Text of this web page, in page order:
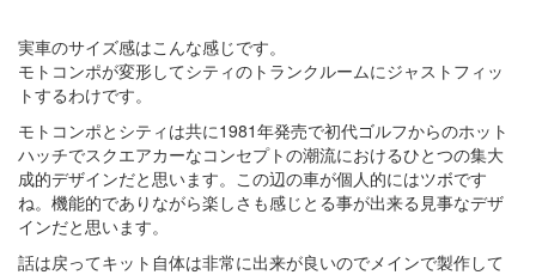
実車のサイズ感はこんな感じです。
モトコンポが変形してシティのトランクルームにジャストフィッ
トするわけです。
モトコンポとシティは共に1981年発売で初代ゴルフからのホット
ハッチでスクエアカーなコンセプトの潮流におけるひとつの集大
成的デザインだと思います。この辺の車が個人的にはツボです
ね。機能的でありながら楽しさも感じとる事が出来る見事なデザ
インだと思います。
話は戻ってキット自体は非常に出来が良いのでメインで製作して